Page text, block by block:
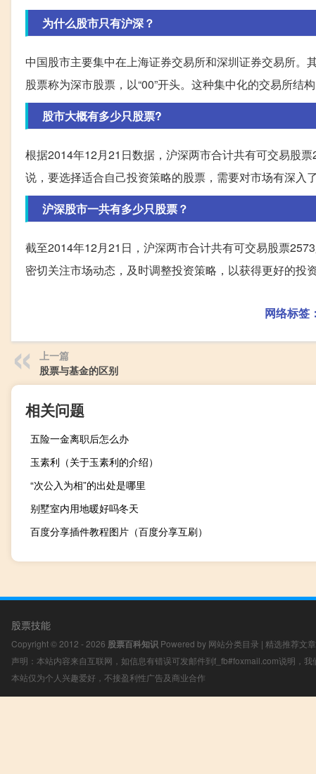
为什么股市只有沪深？
中国股市主要集中在上海证券交易所和深圳证券交易所。
股票称为深市股票，以“00”开头。这种集中化的交易所结
股市大概有多少只股票?
根据2014年12月21日数据，沪深两市合计共有可交易股
说，要选择适合自己投资策略的股票，需要对市场有深入
沪深股市一共有多少只股票？
截至2014年12月21日，沪深两市合计共有可交易股票
密切关注市场动态，及时调整投资策略，以获得更好的投资
网络标签：
上一篇
股票与基金的区别
相关问题
五险一金离职后怎么办
玉素利（关于玉素利的介绍）
“次公入为相”的出处是哪里
别墅室内用地暖好吗冬天
百度分享插件教程图片（百度分享互刷）
股票技能
Copyright © 2012 - 2026 股票百科知识 Powered by 网站分类目录 | 精选推荐文章
声明：本站内容来自互联网，如信息有错误可发邮件到f_fb#foxmail.com说明，我
本站仅为个人兴趣爱好，不接盈利性广告及商业合作